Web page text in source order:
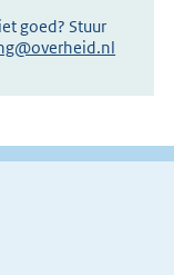
goed? Stuur